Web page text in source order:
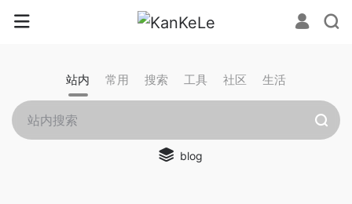
站内 常用 搜索 工具 社区 生活
blog